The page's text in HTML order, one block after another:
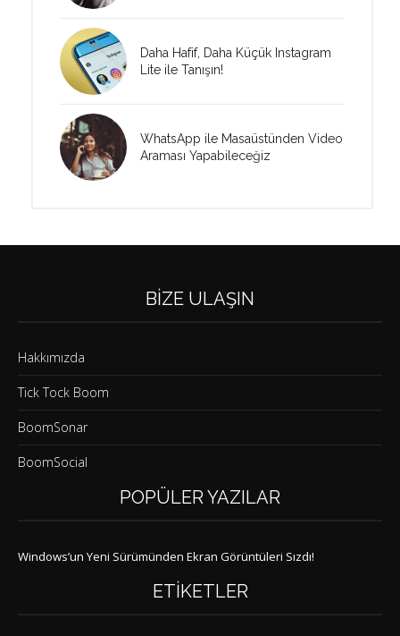
Daha Hafif, Daha Küçük Instagram
Lite ile Tanışın!
WhatsApp ile Masaüstünden Video
Araması Yapabileceğiz
BIZE ULAŞIN
Hakkımızda
Tick Tock Boom
BoomSonar
BoomSocial
POPÜLER YAZILAR
Windows’un Yeni Sürümünden Ekran Görüntüleri Sızdı!
ETIKETLER